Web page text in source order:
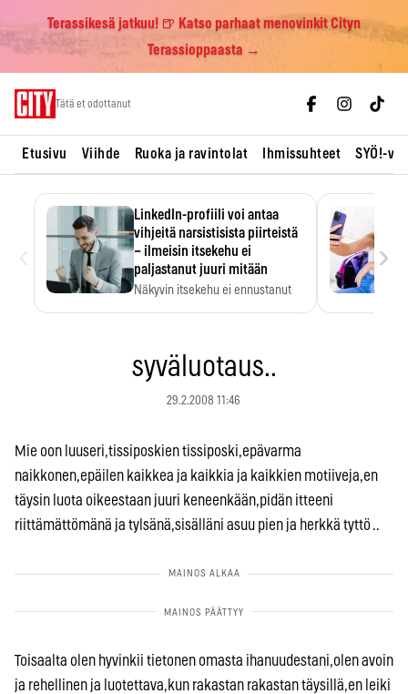
Terassikesä jatkuu! 🍺 Katso parhaat menovinkit Cityn
Terassioppaasta →
Tätä et odottanut
Etusivu Viihde Ruoka ja ravintolat Ihmissuhteet SYÖ!-
LinkedIn-profiili voi antaa
vihjeitä narsistisista piirteistä
– ilmeisin itsekehu ei
paljastanut juuri mitään
Näkyvin itsekehu ei ennustanut
›
syväluotaus..
29.2.2008 11:46
Mie oon luuseri,tissiposkien tissiposki,epävarma
naikkonen,epäilen kaikkea ja kaikkia ja kaikkien motiiveja,en
täysin luota oikeestaan juuri keneenkään,pidän itteeni
riittämättömänä ja tylsänä,sisälläni asuu pien ja herkkä tyttö ..
Toisaalta olen hyvinkii tietonen omasta ihanuudestani,olen avoin
ja rehellinen ja luotettava,kun rakastan rakastan täysillä,en leiki